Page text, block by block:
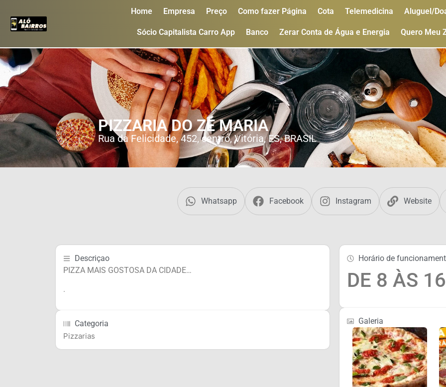
Home Empresa Preço Como fazer Página Cota Telemedicina Aluguel/
Sócio Capitalista Carro App Banco Zerar Conta de Água e Energia Quero Meu
PIZZARIA DO ZÉ MARIA
Rua da Felicidade, 452, centro, Vitória, ES, BRASIL
Whatsapp Facebook Instagram Website
Descriçao
PIZZA MAIS GOSTOSA DA CIDADE…
.
Categoria
Pizzarias
Horário de
DE 8 ÀS 16
Galeria